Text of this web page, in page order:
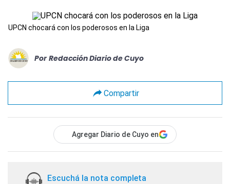
UPCN chocará con los poderosos en la Liga
Por Redacción Diario de Cuyo
Compartir
Agregar Diario de Cuyo en
Escuchá la nota completa